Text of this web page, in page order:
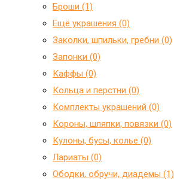
Броши (1)
Ещё украшения (0)
Заколки, шпильки, гребни (0)
Запонки (0)
Каффы (0)
Кольца и перстни (0)
Комплекты украшений (0)
Короны, шляпки, повязки (0)
Кулоны, бусы, колье (0)
Лариаты (0)
Ободки, обручи, диадемы (1)